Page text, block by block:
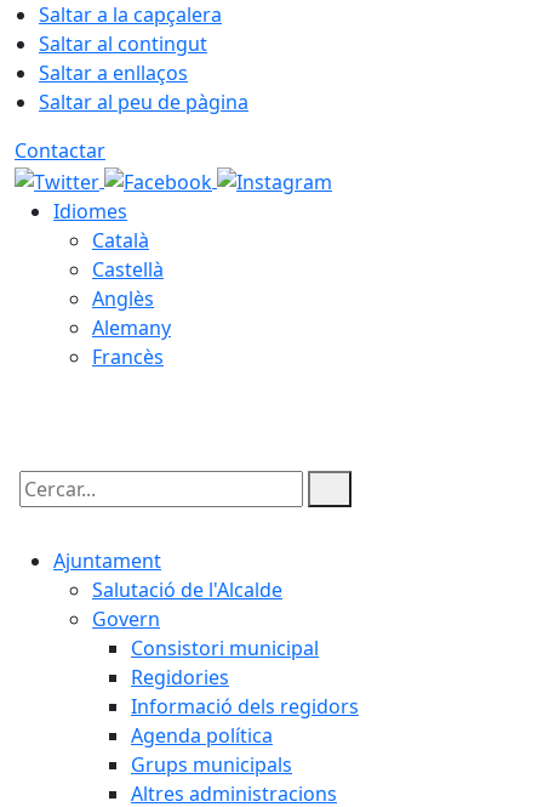
Saltar a la capçalera
Saltar al contingut
Saltar a enllaços
Saltar al peu de pàgina
Contactar
Idiomes
Català
Castellà
Anglès
Alemany
Francès
Cercar:
Ajuntament
Salutació de l'Alcalde
Govern
Consistori municipal
Regidories
Informació dels regidors
Agenda política
Grups municipals
Altres administracions